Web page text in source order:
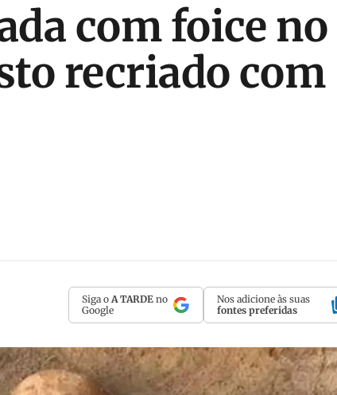
com foice no
recriado com
Siga o A TARDE no
Google
Nos adicione às suas
fontes preferidas